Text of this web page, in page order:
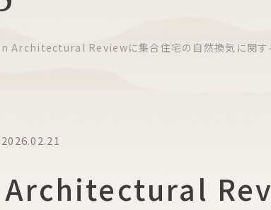
Architectural Reviewに集合住宅の自然換気に関す
2026.02.21